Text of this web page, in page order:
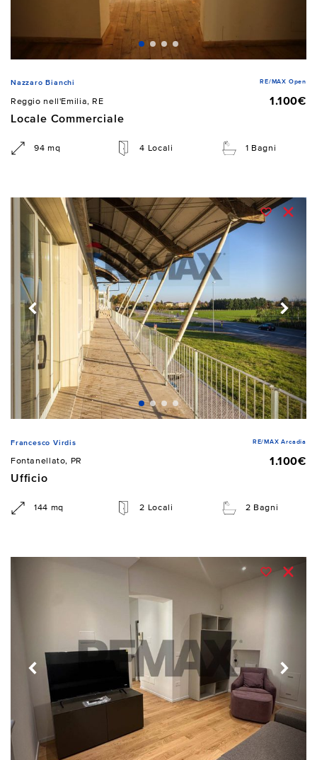
Nazzaro Bianchi RE/MAX Open
Reggio nell'Emilia, RE
1.100€
Locale Commerciale
94 mq 4 Locali 1 Bagni
Francesco Virdis RE/MAX Arcadia
Fontanellato, PR
1.100€
Ufficio
144 mq 2 Locali 2 Bagni